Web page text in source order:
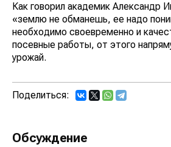
Как говорил академик Александр
«землю не обманешь, ее надо
необходимо своевременно и
посевные работы, от этого
урожай.
Поделиться:
Обсуждение